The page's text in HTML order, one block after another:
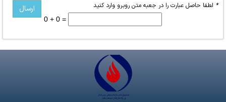
* لطفا حاصل عبارت را در جعبه متن روبرو وارد کنید
0 + 0 =